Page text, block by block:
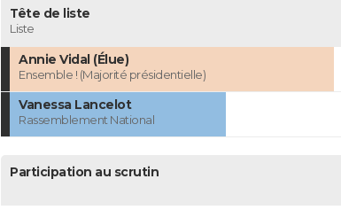
Tête de liste
Liste
Annie Vidal (Élue)
Ensemble ! (Majorité présidentielle)
Vanessa Lancelot
Rassemblement National
Participation au scrutin